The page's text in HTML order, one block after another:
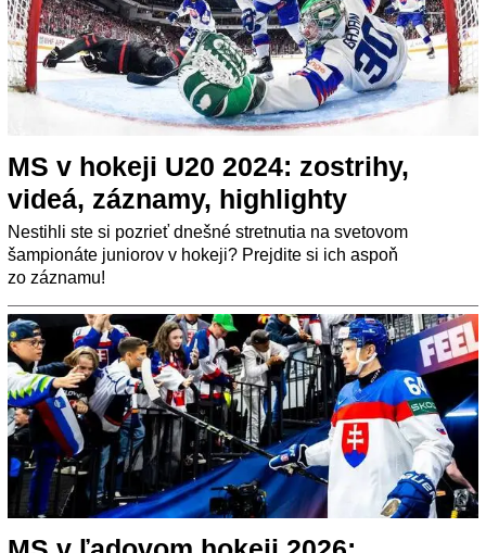
MS v hokeji U20 2024: zostrihy,
videá, záznamy, highlighty
Nestihli ste si pozrieť dnešné stretnutia na svetovom
šampionáte juniorov v hokeji? Prejdite si ich aspoň
zo záznamu!